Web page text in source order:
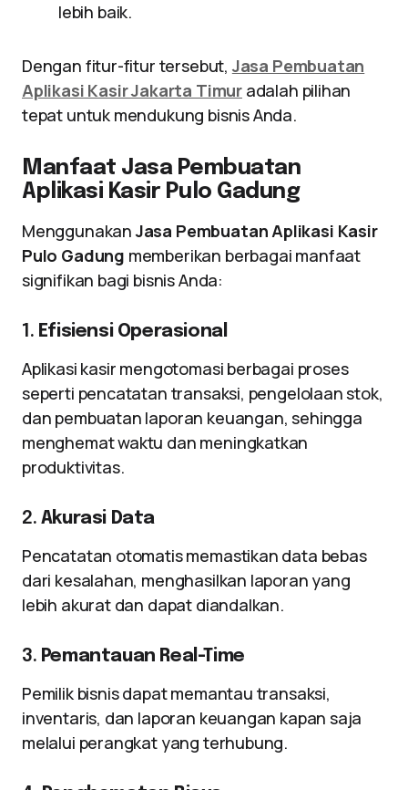
lebih baik.
Dengan fitur-fitur tersebut, Jasa Pembuatan
Aplikasi Kasir Jakarta Timuradalah pilihan
tepat untuk mendukung bisnis Anda.
Manfaat Jasa Pembuatan
Aplikasi Kasir Pulo Gadung
MenggunakanJasa Pembuatan Aplikasi Kasir
Pulo Gadung memberikan berbagai manfaat
signifikan bagi bisnis Anda:
1. Efisiensi Operasional
Aplikasi kasir mengotomasi berbagai proses
seperti pencatatan transaksi, pengelolaan stok,
dan pembuatan laporan keuangan, sehingga
menghemat waktu dan meningkatkan
produktivitas.
2. Akurasi Data
Pencatatan otomatis memastikan data bebas
dari kesalahan, menghasilkan laporan yang
lebih akurat dan dapat diandalkan.
3. Pemantauan Real-Time
Pemilik bisnis dapat memantau transaksi,
inventaris, dan laporan keuangan kapan saja
melalui perangkat yang terhubung.